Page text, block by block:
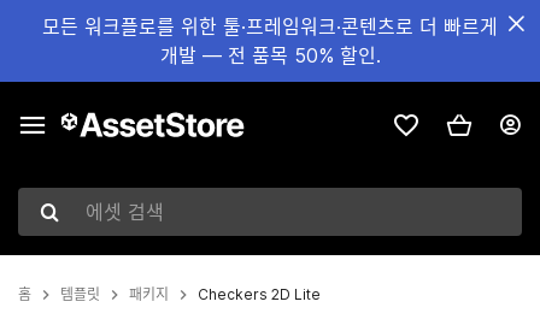
모든 워크플로를 위한 툴·프레임워크·콘텐츠로 더 빠르게
개발 — 전 품목 50% 할인.
에셋 검색
홈 템플릿 패키지 Checkers 2D Lite